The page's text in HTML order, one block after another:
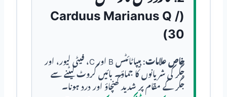
(Carduus Marianus Q /
30)
خاص علامات:
ہیپاٹائٹس B اور C، فیٹی لیور، اور
جگر کی شریانوں کا جماؤ۔ بائیں کروٹ لیٹنے سے
جگر کے مقام پر شدید کھنچاؤ اور درد ہونا۔